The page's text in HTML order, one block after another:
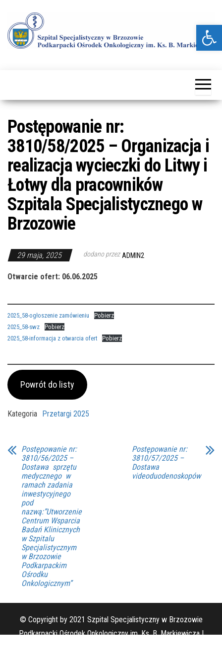
Otwórz pasek narzędzi
treści
Postępowanie nr:
3810/58/2025 – Organizacja i
realizacja wycieczki do Litwy i
Łotwy dla pracowników
Szpitala Specjalistycznego w
Brzozowie
29 maja, 2025 dodano przez ADMIN2
Otwarcie ofert: 06.06.2025
2025_58-ogłoszenie zamówieniu
Pobierz
2025_58-swz
Pobierz
2025_58-informacja z otwarcia ofert
Pobierz
Powrót do listy
Kategoria Przetargi 2025
Postępowanie nr:
3810/56/2025 –
Dostawa sprzętu
medycznego w
ramach zadania
inwestycyjnego
pod
nazwą:”Utworzenie
Centrum Wsparcia
Badań Klinicznych
w Szpitalu
Specjalistycznym
w Brzozowie
Podkarpackim
Ośrodku
Onkologicznym”
Postępowanie nr:
3810/57/2025 –
Dostawa
videoduodenoskopów
© Copyright by 2021 Szpital Specjalistyczny w Brzozowie
Podkarpacki Ośrodek Onkologiczny im. Ks. B. Markiewicza |